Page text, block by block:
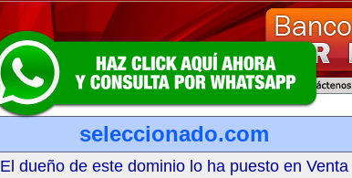
seleccionado.com
El dueño de este dominio lo ha puesto en Venta